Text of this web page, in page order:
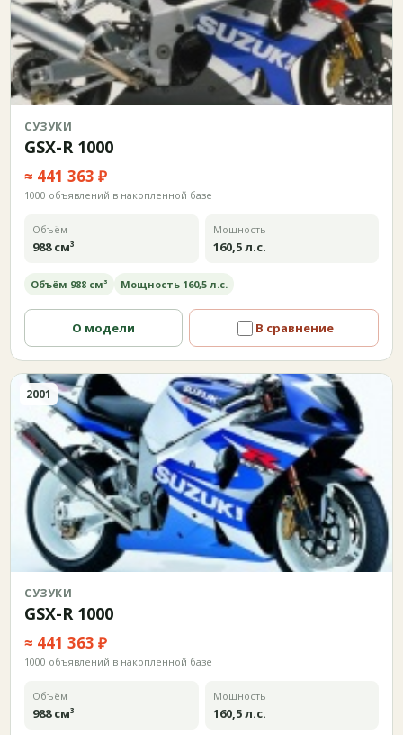
СУЗУКИ
GSX-R 1000
≈ 441 363 ₽
1000 объявлений в накопленной базе
Объём
988 см³
Мощность
160,5 л.с.
Объём 988 см³ Мощность 160,5 л.с.
О модели В сравнение
2001
СУЗУКИ
GSX-R 1000
≈ 441 363 ₽
1000 объявлений в накопленной базе
Объём
988 см³
Мощность
160,5 л.с.